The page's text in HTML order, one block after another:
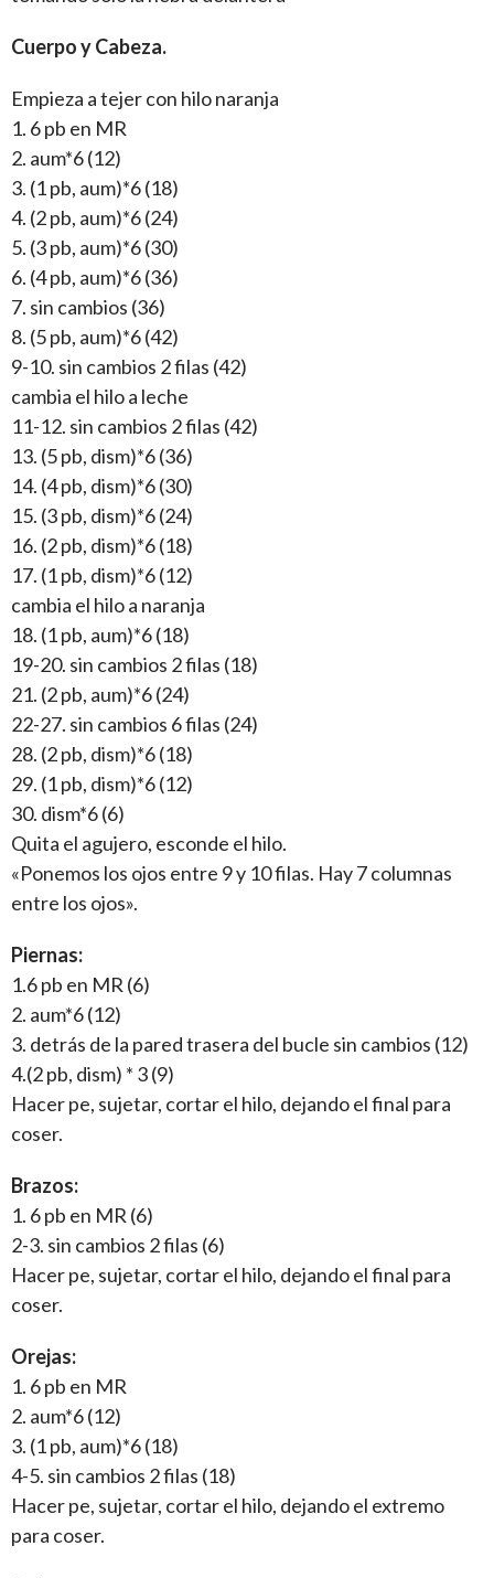
Cuerpo y Cabeza.
Empieza a tejer con hilo naranja
1. 6 pb en MR
2. aum*6 (12)
3. (1 pb, aum)*6 (18)
4. (2 pb, aum)*6 (24)
5. (3 pb, aum)*6 (30)
6. (4 pb, aum)*6 (36)
7. sin cambios (36)
8. (5 pb, aum)*6 (42)
9-10. sin cambios 2 filas (42)
cambia el hilo a leche
11-12. sin cambios 2 filas (42)
13. (5 pb, dism)*6 (36)
14. (4 pb, dism)*6 (30)
15. (3 pb, dism)*6 (24)
16. (2 pb, dism)*6 (18)
17. (1 pb, dism)*6 (12)
cambia el hilo a naranja
18. (1 pb, aum)*6 (18)
19-20. sin cambios 2 filas (18)
21. (2 pb, aum)*6 (24)
22-27. sin cambios 6 filas (24)
28. (2 pb, dism)*6 (18)
29. (1 pb, dism)*6 (12)
30. dism*6 (6)
Quita el agujero, esconde el hilo.
«Ponemos los ojos entre 9 y 10 filas. Hay 7 columnas
entre los ojos».
Piernas:
1.6 pb en MR (6)
2. aum*6 (12)
3. detrás de la pared trasera del bucle sin cambios (12)
4.(2 pb, dism) * 3 (9)
Hacer pe, sujetar, cortar el hilo, dejando el final para
coser.
Brazos:
1. 6 pb en MR (6)
2-3. sin cambios 2 filas (6)
Hacer pe, sujetar, cortar el hilo, dejando el final para
coser.
Orejas:
1. 6 pb en MR
2. aum*6 (12)
3. (1 pb, aum)*6 (18)
4-5. sin cambios 2 filas (18)
Hacer pe, sujetar, cortar el hilo, dejando el extremo
para coser.